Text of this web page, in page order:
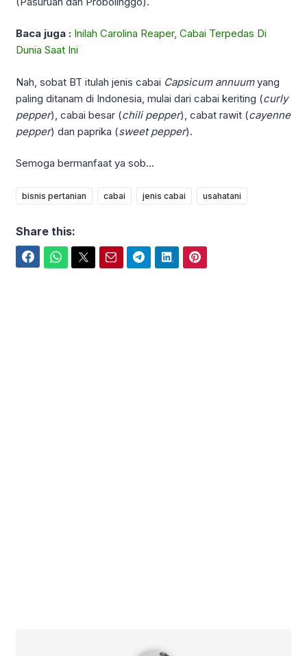
Baca juga : Inilah Carolina Reaper, Cabai Terpedas Di
Dunia Saat Ini
Nah, sobat BT itulah jenis cabai Capsicum annuumyang
paling ditanam di Indonesia, mulai dari cabai keriting (curly
pepper), cabai besar (chili pepper), cabat rawit (cayenne
pepper) dan paprika (sweet pepper).
Semoga bermanfaat ya sob…
bisnis pertanian cabai jenis cabai usahatani
Share this: